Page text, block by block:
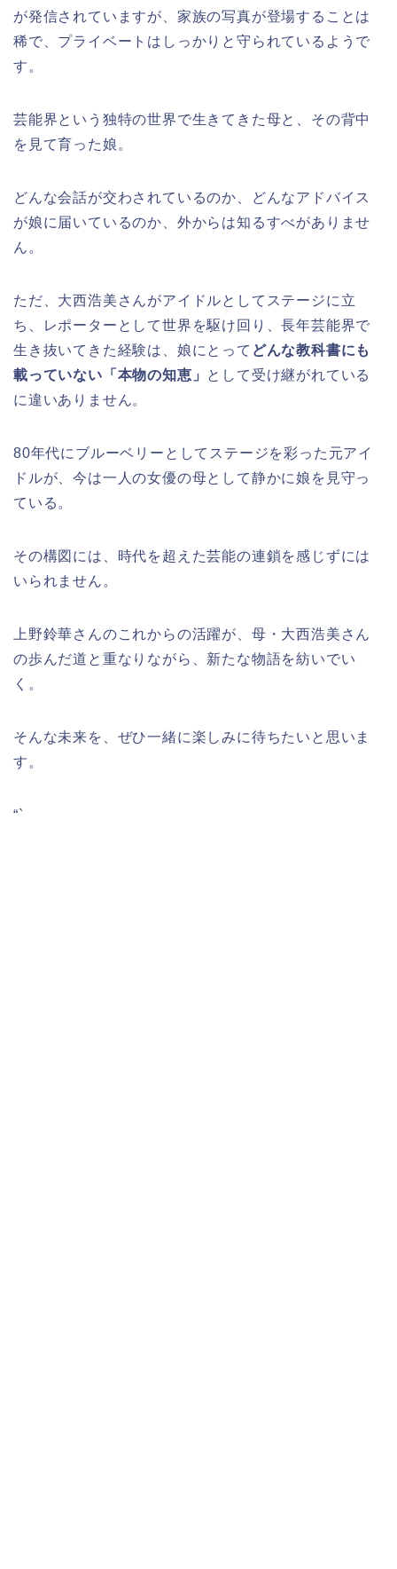
が発信されていますが、家族の写真が登場することは
稀で、プライベートはしっかりと守られているようで
す。
芸能界という独特の世界で生きてきた母と、その背中
を見て育った娘。
どんな会話が交わされているのか、どんなアドバイス
が娘に届いているのか、外からは知るすべがありませ
ん。
ただ、大西浩美さんがアイドルとしてステージに立
ち、レポーターとして世界を駆け回り、長年芸能界で
生き抜いてきた経験は、娘にとって どんな教科書にも
載っていない「本物の知恵」 として受け継がれている
に違いありません。
80年代にブルーベリーとしてステージを彩った元アイ
ドルが、今は一人の女優の母として静かに娘を見守っ
ている。
その構図には、時代を超えた芸能の連鎖を感じずには
いられません。
上野鈴華さんのこれからの活躍が、母・大西浩美さん
の歩んだ道と重なりながら、新たな物語を紡いでい
く。
そんな未来を、ぜひ一緒に楽しみに待ちたいと思いま
す。
“`